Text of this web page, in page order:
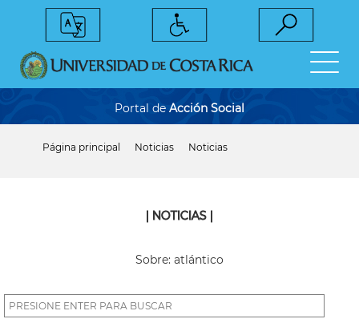
Portal de Acción Social
Página principal Noticias Noticias
| NOTICIAS |
Sobre: atlántico